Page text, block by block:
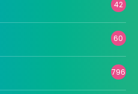
42
60
796